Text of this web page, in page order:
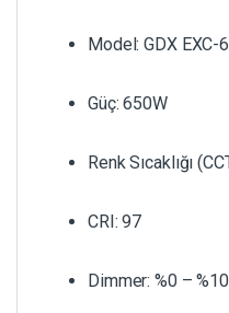
Model: GDX EXC-
Güç: 650W
Renk Sıcaklığı
CRI: 97
Dimmer: %0 –